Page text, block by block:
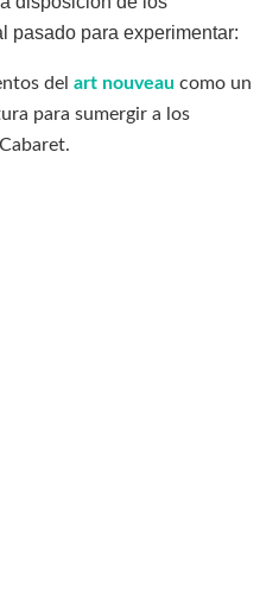
pasado para experimentar:
del art nouveau como un
para sumergir a los